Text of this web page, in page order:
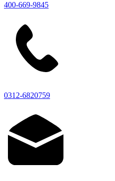
400-669-9845
0312-6820759